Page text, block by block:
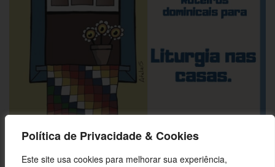
Política de Privacidade & Cookies
Este site usa cookies para melhorar sua experiência,
LITURGIAS